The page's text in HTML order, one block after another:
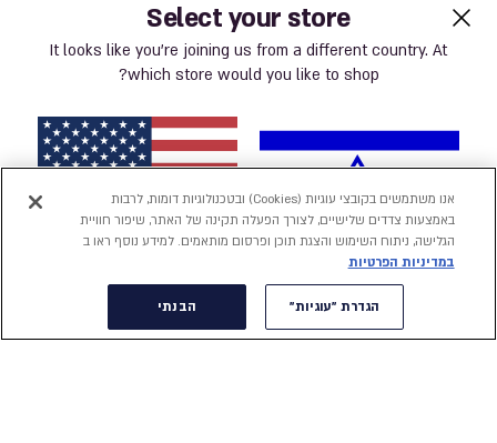
Select your store
It looks like you’re joining us from a different country. At
which store would you like to shop?
ישראל ארצות הברית
הרשמה
label.payment
אנו משתמשים בקובצי עוגיות (Cookies) ובטכנולוגיות דומות, לרבות
באמצעות צדדים שלישיים, לצורך הפעלה תקינה של האתר, שיפור חוויית
הגלישה, ניתוח השימוש והצגת תוכן ופרסום מותאמים. למידע נוסף ראו ב
במדיניות הפרטיות
הגדרת "עוגיות" הבנתי